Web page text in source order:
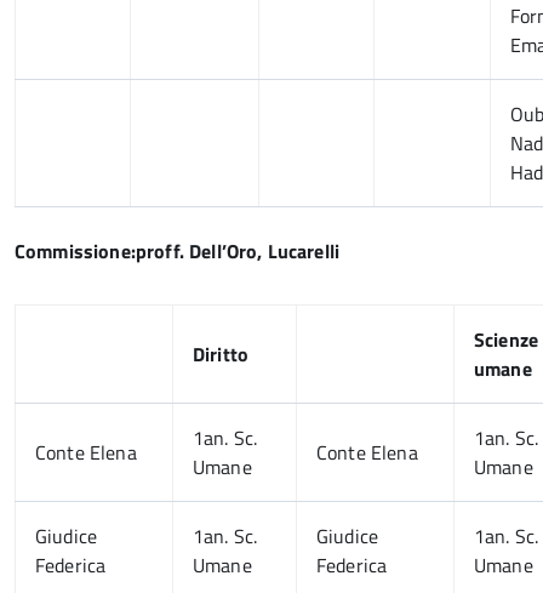
Commissione:proff. Dell’Oro, Lucarelli
Diritto
Scienze
umane
Conte Elena
1an. Sc.
Umane
Conte Elena
1an. Sc.
Umane
Giudice
Federica
1an. Sc.
Umane
Giudice
Federica
1an. Sc.
Umane